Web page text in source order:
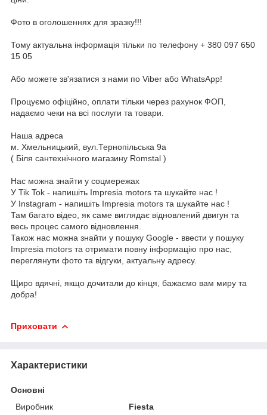
Фото в оголошеннях для зразку!!!
Тому актуальна інформація тільки по телефону + 380 097 650
15 05
Або можете зв'язатися з нами по Viber або WhatsApp!
Процуємо офіційно, оплати тільки через рахунок ФОП,
надаємо чеки на всі послуги та товари.
Наша адреса
м. Хмельницький, вул.Тернопільська 9а
( Біля сантехнічного магазину Romstal )
Нас можна знайти у соцмережах
У Tik Tok - напишіть Impresia motors та шукайте нас !
У Instagram - напишіть Impresia motors та шукайте нас !
Там багато відео, як саме виглядає відновлений двигун та
весь процес самого відновлення.
Також нас можна знайти у пошуку Google - ввести у пошуку
Impresia motors та отримати повну інформацію про нас,
переглянути фото та відгуки, актуальну адресу.
Щиро вдячні, якщо дочитали до кінця, бажаємо вам миру та
добра!
Приховати
Характеристики
Основні
Виробник
Fiesta